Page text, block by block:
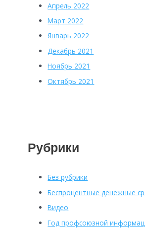
Апрель 2022
Март 2022
Январь 2022
Декабрь 2021
Ноябрь 2021
Октябрь 2021
Рубрики
Без рубрики
Беспроцентные денежные
Видео
Год профсоюзной